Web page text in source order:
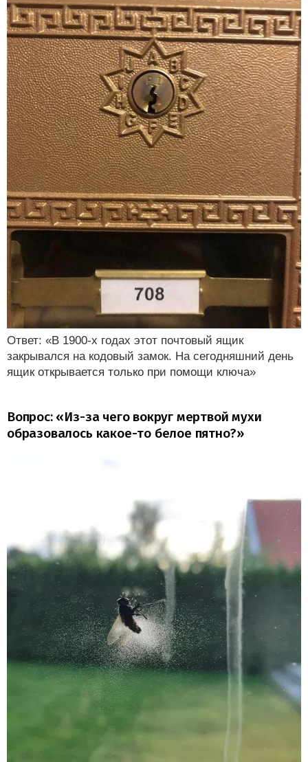
Ответ: «В 1900-х годах этот почтовый ящик
закрывался на кодовый замок. На сегодняшний день
ящик открывается только при помощи ключа»
Вопрос: «Из-за чего вокруг мертвой мухи
образовалось какое-то белое пятно?»